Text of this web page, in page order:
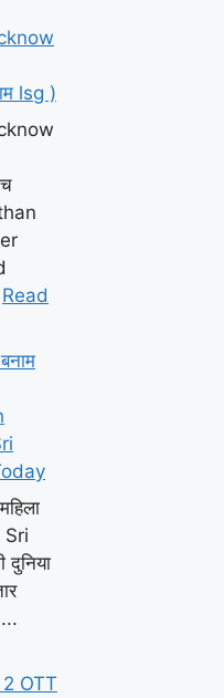
lsg )
Read
OTT